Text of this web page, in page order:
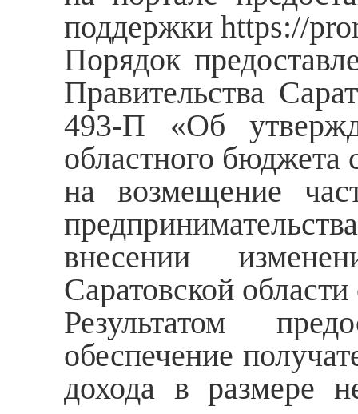
поддержки https://
Порядок
Правительства
493-П «Об
областного бюджета
на возмещение
внесении
Саратовской
Результатом
обеспечение
дохода в размере